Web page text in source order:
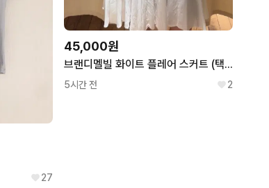
27
45,000원
브랜디멜빌 화이트 플레어 스커트 (택O)
5시간 전 2